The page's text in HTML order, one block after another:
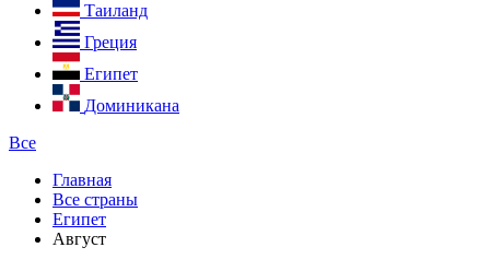
Таиланд
Греция
Египет
Доминикана
Все
Главная
Все страны
Египет
Август